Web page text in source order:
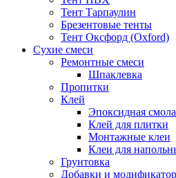
Тент Тарпаулин
Брезентовые тенты
Тент Оксфорд (Oxford)
Сухие смеси
Ремонтные смеси
Шпаклевка
Пропитки
Клей
Эпоксидная смола
Клей для плитки
Монтажные клеи
Клеи для
Грунтовка
Добавки и